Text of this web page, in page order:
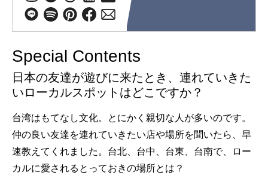
Special Contents
日本の友達が遊びに来たとき、連れていきた
いローカルスポットはどこですか？
台湾はもてなし文化。とにかく親切な人が多いのです。
仲の良い友達を連れていきたい店や場所を聞いたら、早
速教えてくれました。台北、台中、台東、台南で、ロー
カルに愛されるとっておきの場所とは？